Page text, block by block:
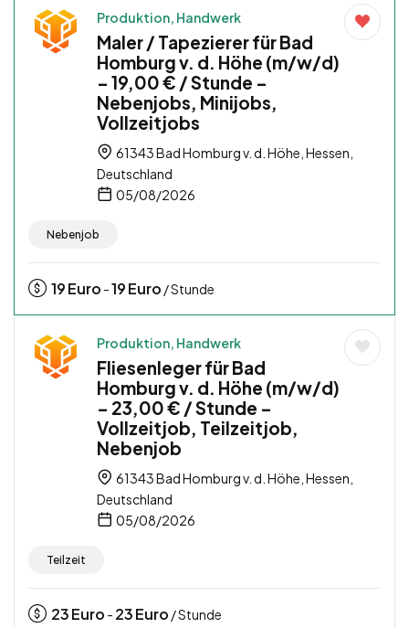
Produktion, Handwerk
Maler / Tapezierer für Bad
Homburg v. d. Höhe (m/w/d)
– 19,00 € / Stunde –
Nebenjobs, Minijobs,
Vollzeitjobs
61343 Bad Homburg v. d. Höhe, Hessen,
Deutschland
05/08/2026
Nebenjob
19Euro -19Euro / Stunde
Produktion, Handwerk
Fliesenleger für Bad
Homburg v. d. Höhe (m/w/d)
– 23,00 € / Stunde –
Vollzeitjob, Teilzeitjob,
Nebenjob
61343 Bad Homburg v. d. Höhe, Hessen,
Deutschland
05/08/2026
Teilzeit
23Euro - 23Euro / Stunde